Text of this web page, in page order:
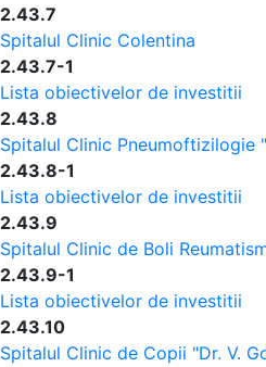
2.43.7
Spitalul Clinic Colentina
2.43.7-1
Lista obiectivelor de investitii
2.43.8
Spitalul Clinic Pneumoftizilogie
2.43.8-1
Lista obiectivelor de investitii
2.43.9
Spitalul Clinic de Boli
2.43.9-1
Lista obiectivelor de investitii
2.43.10
Spitalul Clinic de Copii "Dr. V.